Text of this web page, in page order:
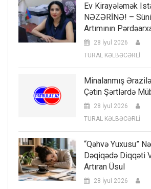
Ev Kirayələmək
NƏZƏRİNƏ! –
Artımının
28 İyul 2026
TURAL KƏLBƏCƏRLİ
Minalanmış
Çətin Şərtlərdə
28 İyul 2026
TURAL KƏLBƏCƏRLİ
“Qəhvə Yuxusu”
Dəqiqədə Diqqəti
Artıran Üsul
28 İyul 2026